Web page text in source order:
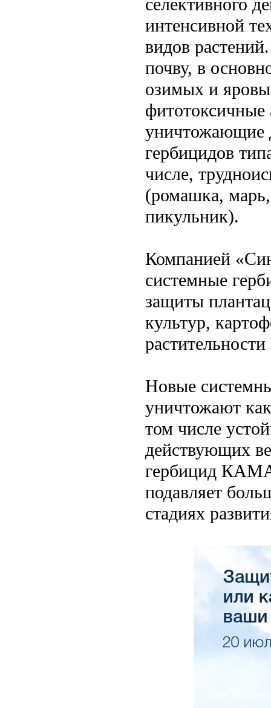
селективного
интенсивной
видов
почву, в
озимых и
фитотоксичные
уничтожающие
гербицидов
числе,
(ромашка,
пикульник).
Компанией
системные
защиты
культур,
Новые
уничтожают
том числе
действующих
гербицид
подавляет
стадиях